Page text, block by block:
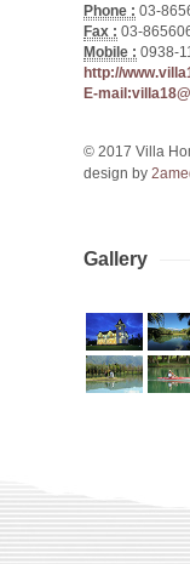
Phone : 03-
Fax : 03-
Mobile : 0938-
http://
E-
© 2017 Villa
design by
Gallery